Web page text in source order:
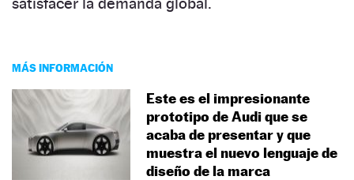
MÁS INFORMACIÓN
Este es el impresionante
prototipo de Audi que se
acaba de presentar y que
muestra el nuevo lenguaje de
diseño de la marca